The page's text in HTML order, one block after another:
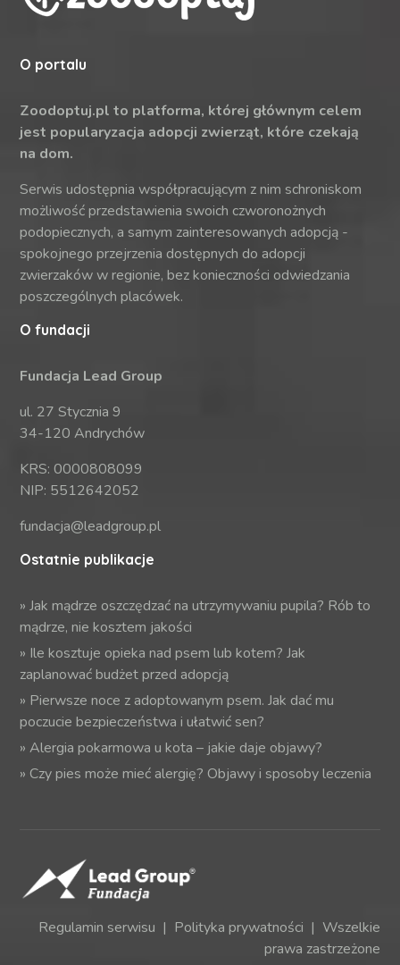
O portalu
Zoodoptuj.pl to platforma, której głównym celem
jest popularyzacja adopcji zwierząt, które czekają
na dom.
Serwis udostępnia współpracującym z nim schroniskom
możliwość przedstawienia swoich czworonożnych
podopiecznych, a samym zainteresowanych adopcją -
spokojnego przejrzenia dostępnych do adopcji
zwierzaków w regionie, bez konieczności odwiedzania
poszczególnych placówek.
O fundacji
Fundacja Lead Group
ul. 27 Stycznia 9
34-120 Andrychów
KRS: 0000808099
NIP: 5512642052
fundacja@leadgroup.pl
Ostatnie publikacje
»Jak mądrze oszczędzać na utrzymywaniu pupila? Rób to
mądrze, nie kosztem jakości
» Ile kosztuje opieka nad psem lub kotem? Jak
zaplanować budżet przed adopcją
» Pierwsze noce z adoptowanym psem. Jak dać mu
poczucie bezpieczeństwa i ułatwić sen?
»Alergia pokarmowa u kota – jakie daje objawy?
»Czy pies może mieć alergię? Objawy i sposoby leczenia
Regulamin serwisu | Polityka prywatności | Wszelkie
prawa zastrzeżone